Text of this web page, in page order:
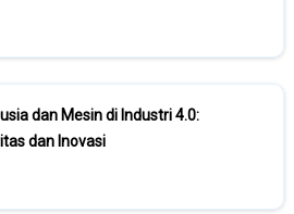
dan Mesin di Industri 4.0:
dan Inovasi